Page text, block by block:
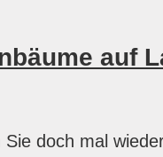
auf
doch mal